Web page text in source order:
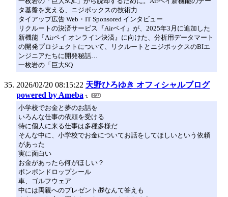
タ基盤を支える、ニジボックスの技術力
タイアップ広告 Web・IT Sponsored インタビュー
リクルートの決済サービス『Airペイ』が、2025年3月に追加した
新機能『Airペイ オンライン決済』に向けた、分析用データマート
の開発プロジェクトについて、リクルートとニジボックスのBIエ
ンジニアたちに開発秘話…
一枚岩の「巨大SQ
2026/02/20 08:15:22 天野ひろゆき オフィシャルブログ
powered by Ameba
小学校でお金と夢のお話を
いろんな仕事の依頼を受ける
特に個人に来る仕事は多種多様だ
そんな中に、小学校でお金についてお話をしてほしいという依頼
があった
実に面白い
お金があったら何がほしい？
ボンボンドロップシール
車、ゴルフウェア
中には両親へのプレゼント🎁なんて答えも